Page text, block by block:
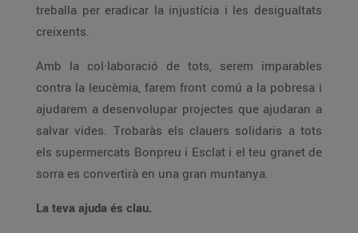
treballa per eradicar la injustícia i les desigualtats
creixents.
Amb la col·laboració de tots, serem imparables
contra la leucèmia, farem front comú a la pobresa i
ajudarem a desenvolupar projectes que ajudaran a
salvar vides. Trobaràs els clauers solidaris a tots
els supermercats Bonpreu i Esclat i el teu granet de
sorra es convertirà en una gran muntanya.
La teva ajuda és clau.